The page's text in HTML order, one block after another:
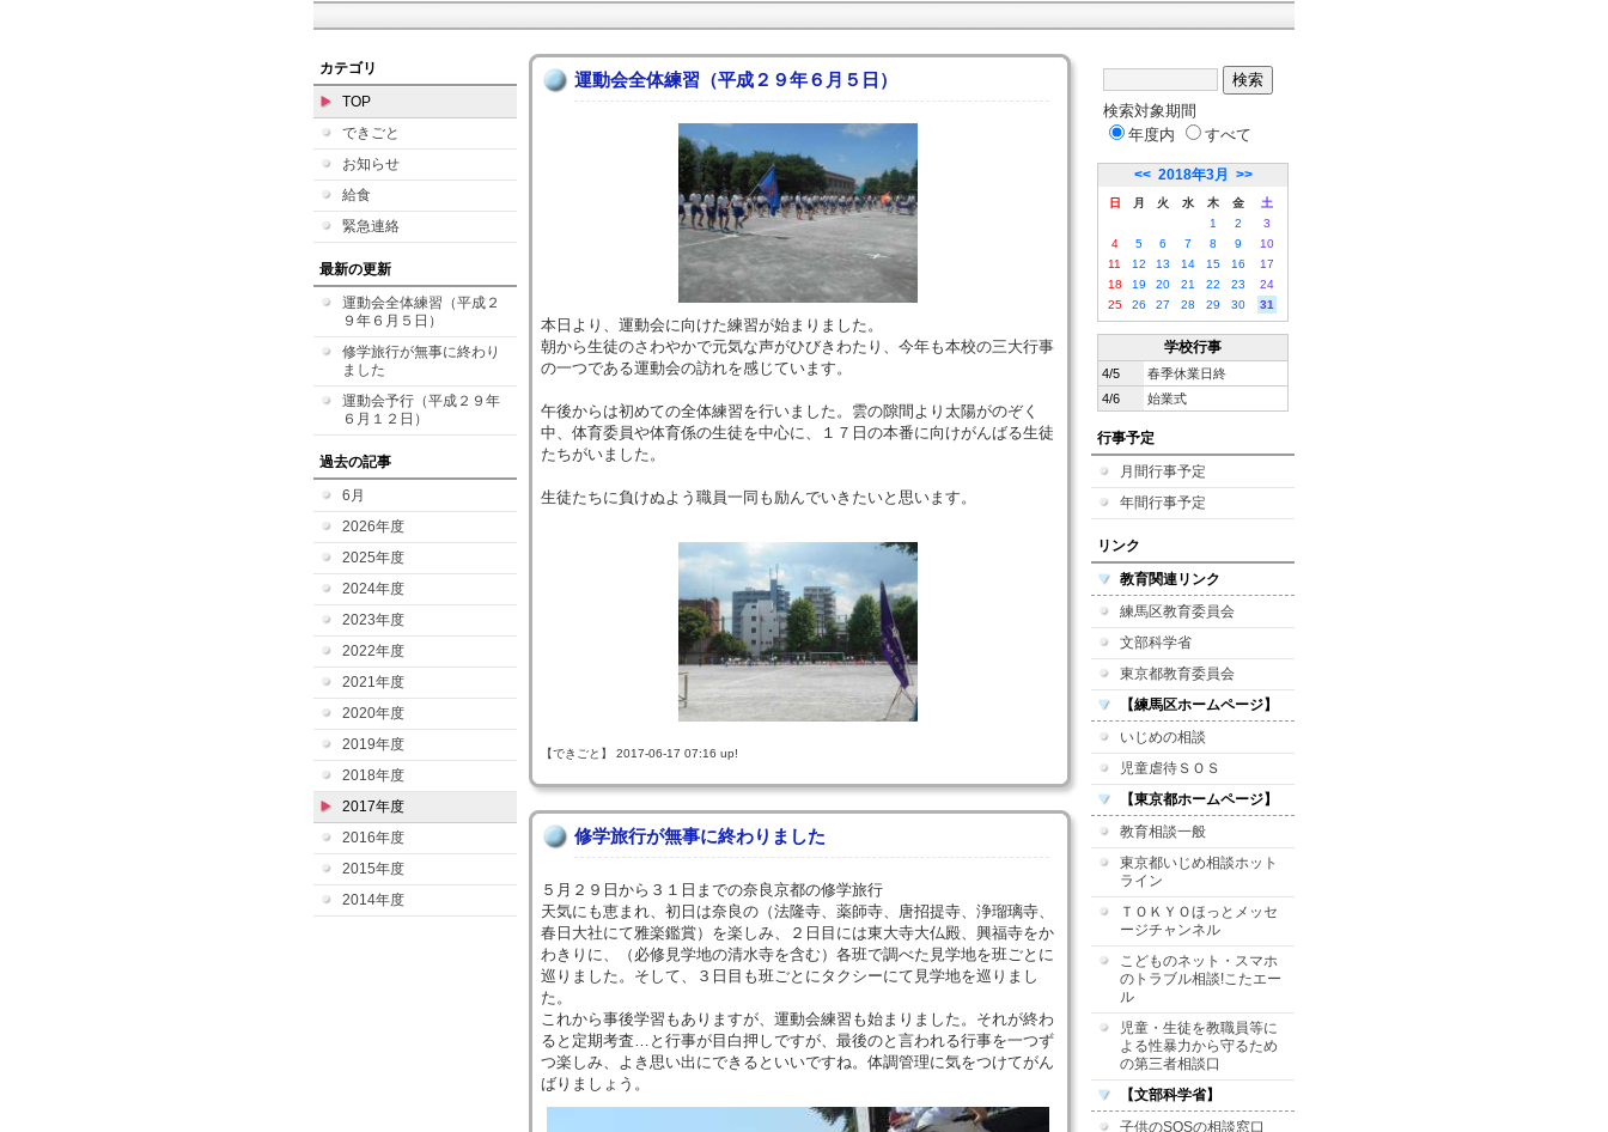
カテゴリ
TOP
できごと
お知らせ
給食
緊急連絡
最新の更新
運動会全体練習（平成２
９年６月５日）
修学旅行が無事に終わり
ました
運動会予行（平成２９年
６月１２日）
過去の記事
6月
2026年度
2025年度
2024年度
2023年度
2022年度
2021年度
2020年度
2019年度
2018年度
2017年度
2016年度
2015年度
2014年度
運動会全体練習（平成２９年６月５日）
本日より、運動会に向けた練習が始まりました。
朝から生徒のさわやかで元気な声がひびきわたり、今年も本校の三大行事
の一つである運動会の訪れを感じています。
午後からは初めての全体練習を行いました。雲の隙間より太陽がのぞく
中、体育委員や体育係の生徒を中心に、１７日の本番に向けがんばる生徒
たちがいました。
生徒たちに負けぬよう職員一同も励んでいきたいと思います。
【できごと】 2017-06-17 07:16 up!
修学旅行が無事に終わりました
５月２９日から３１日までの奈良京都の修学旅行
天気にも恵まれ、初日は奈良の（法隆寺、薬師寺、唐招提寺、浄瑠璃寺、
春日大社にて雅楽鑑賞）を楽しみ、２日目には東大寺大仏殿、興福寺をか
わきりに、（必修見学地の清水寺を含む）各班で調べた見学地を班ごとに
巡りました。そして、３日目も班ごとにタクシーにて見学地を巡りまし
た。
これから事後学習もありますが、運動会練習も始まりました。それが終わ
ると定期考査…と行事が目白押しですが、最後のと言われる行事を一つず
つ楽しみ、よき思い出にできるといいですね。体調管理に気をつけてがん
ばりましょう。
検索対象期間
年度内
すべて
<< 2018年3月 >>
日 月 火 水 木 金
土
1
2
3
4
5 6 7 8 9
10
11
12 13 14 15 16
17
18
19 20 21 22 23
24
25
26 27 28 29 30 31
学校行事
4/5
春季休業日終
4/6
始業式
行事予定
月間行事予定
年間行事予定
リンク
教育関連リンク
練馬区教育委員会
文部科学省
東京都教育委員会
【練馬区ホームページ】
いじめの相談
児童虐待ＳＯＳ
【東京都ホームページ】
教育相談一般
東京都いじめ相談ホット
ライン
ＴＯＫＹＯほっとメッセ
ージチャンネル
こどものネット・スマホ
のトラブル相談!こたエー
ル
児童・生徒を教職員等に
よる性暴力から守るため
の第三者相談口
【文部科学省】
子供のSOSの相談窓口